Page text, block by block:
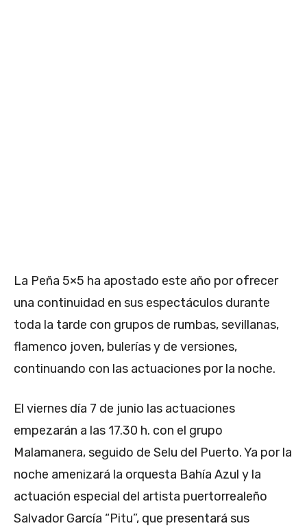
La Peña 5×5 ha apostado este año por ofrecer
una continuidad en sus espectáculos durante
toda la tarde con grupos de rumbas, sevillanas,
flamenco joven, bulerías y de versiones,
continuando con las actuaciones por la noche.
El viernes día 7 de junio las actuaciones
empezarán a las 17.30 h. con el grupo
Malamanera, seguido de Selu del Puerto. Ya por la
noche amenizará la orquesta Bahía Azul y la
actuación especial del artista puertorrealeño
Salvador García “Pitu”, que presentará sus